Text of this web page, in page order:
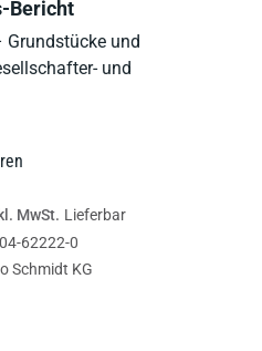
Bericht
und
und
MwSt. Lieferbar
62222-0
Schmidt KG